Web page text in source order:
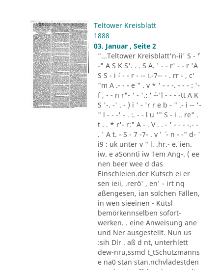
Teltower Kreisblatt
1888
03. Januar , Seite 2
"...Teltower Kreisblatt'n-ii' S - ´'
-" A S K S'. . . S A. ' - - r' - - r 'A
S S - i ´- - - r - -- i.-7-- - . rr - , c'
"m A .- - - e " . v * ' - - -. - - - : '-
f , - - n r"- ' - '.: ' ´--'l - - - -tt A K
S '-. -' . - ) i ' - 'r r e b - " .- i -- '-
" l - - -' - . :. - - l u '" S - i .. re" .
t . . * r'- r:" A - . V . . - ' - - - -.- -
. ' A t. - S - 7 -7- . v ' ´ - n - -" d- '
i9 : uk unter v " l. .hr.- e. ien.
iw. e aSonnti iw Tem Ang-. ( ee
nen beer wee d das
Einschleien.der Kutsch ei er
sen ieii, .rerö' , en' - irt nq
aßengesen, ian solchen Fällen,
in wen sieeinen - Kütsl
bemörkennselben sofort-
werken. . eine Anweisung ane
und Ner ausgestellt. Nun us
:sih Dlr . aß d nt, unterhlett
dew-nru,ssmd t_tSchutzmanns
e na0 stan stan.nchvladestden